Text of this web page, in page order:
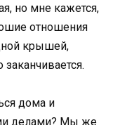
но мне кажется,
отношения
крышей,
дома и
делами? Мы же